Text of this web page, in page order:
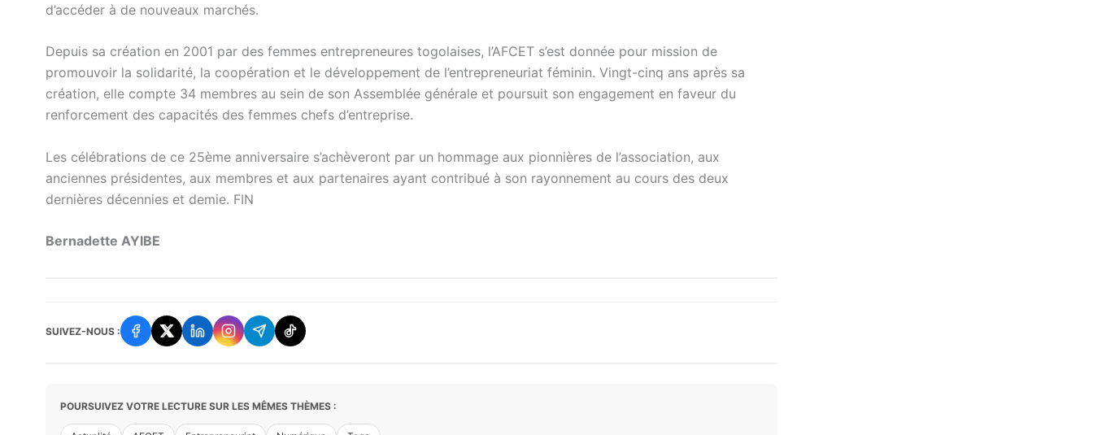
d’accéder à de nouveaux marchés.
Depuis sa création en 2001 par des femmes entrepreneures togolaises, l’AFCET s’est donnée pour mission de
promouvoir la solidarité, la coopération et le développement de l’entrepreneuriat féminin. Vingt-cinq ans après sa
création, elle compte 34 membres au sein de son Assemblée générale et poursuit son engagement en faveur du
renforcement des capacités des femmes chefs d’entreprise.
Les célébrations de ce 25ème anniversaire s’achèveront par un hommage aux pionnières de l’association, aux
anciennes présidentes, aux membres et aux partenaires ayant contribué à son rayonnement au cours des deux
dernières décennies et demie. FIN
Bernadette AYIBE
SUIVEZ-NOUS :
POURSUIVEZ VOTRE LECTURE SUR LES MÊMES THÈMES :